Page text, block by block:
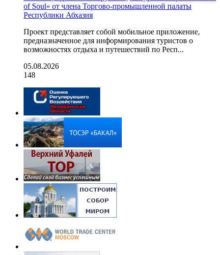
of Soul» от члена Торгово-промышленной палаты
Республики Абхазия
Проект представляет собой мобильное приложение,
предназначенное для информирования туристов о
возможностях отдыха и путешествий по Респ...
05.08.2026
148